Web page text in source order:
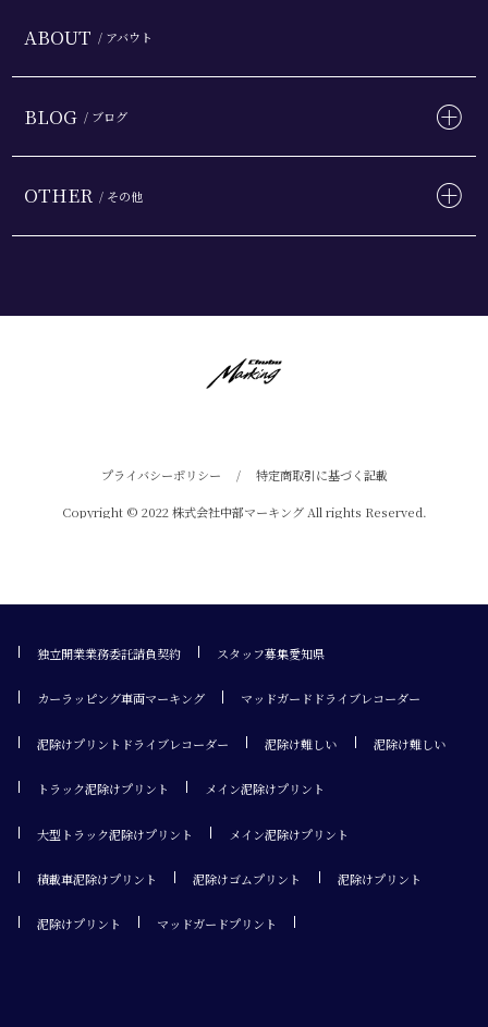
ABOUT / アバウト
BLOG / ブログ
OTHER / その他
プライバシーポリシー / 特定商取引に基づく記載
Copyright © 2022 株式会社中部マーキング All rights Reserved.
独立開業業務委託請負契約 スタッフ募集愛知県
カーラッピング車両マーキング マッドガードドライブレコーダー
泥除けプリントドライブレコーダー 泥除け難しい 泥除け難しい
トラック泥除けプリント メイン泥除けプリント
大型トラック泥除けプリント メイン泥除けプリント
積載車泥除けプリント 泥除けゴムプリント 泥除けプリント
泥除けプリント マッドガードプリント